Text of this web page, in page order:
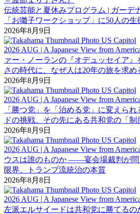
伝統芸能と夏休みプログラム | ガーデ
「お囃子ワークショップ」に50人の生
2026年8月9日
2026 AUG | A Japanese View from
ァー・ノーランの『オデュッセイア
さの時代に、なぜ人は20年の旅を求め
2026年8月9日
2026 AUG | A Japanese View from
「勝つ党」を「治める党」に変えら
ドの挑戦、その先にある共和党の「制
2026年8月9日
2026 AUG | A Japanese View from
ウスは誰のものか ――宴会場裁判が問
限界、トランプ流統治の本質
2026年8月8日
2026 AUG | A Japanese View from
左派エルサイードは共和党に勝てる